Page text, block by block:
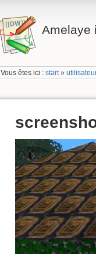
Amelaye
Vous êtes ici :start»